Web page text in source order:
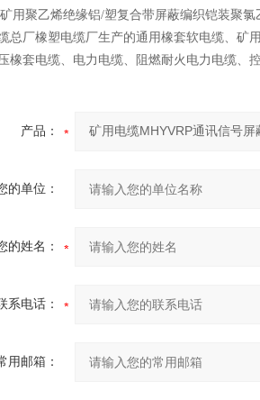
用聚乙烯绝缘铝/塑复合带屏蔽编织铠装聚
总厂橡塑电缆厂生产的通用橡套软电缆、矿
橡套电缆、电力电缆、阻燃耐火电力电缆、
产品：
的单位：
的姓名：
系电话：
用邮箱：